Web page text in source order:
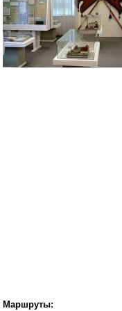
Маршруты: